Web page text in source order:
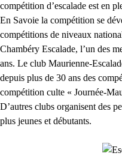
compétition d’escalade est en
En Savoie la compétition se
compétitions de niveaux
Chambéry Escalade, l’un des
ans. Le club Maurienne-
depuis plus de 30 ans des
compétition culte « Journée-
D’autres clubs organisent des
plus jeunes et débutants.